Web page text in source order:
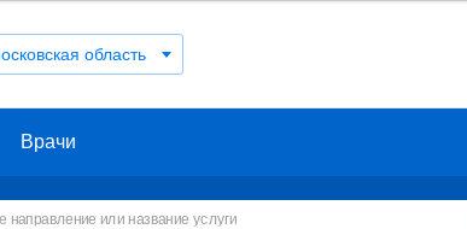
область
Врачи
направление или название услуги